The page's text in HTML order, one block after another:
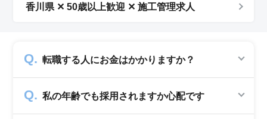
香川県 ✕ 50歳以上歓迎 ✕ 施工管理求人
転職する人にお金はかかりますか？
していますので、転職希望者の方からは費用は
一切発生致しません。
私の年齢でも採用されますか心配です